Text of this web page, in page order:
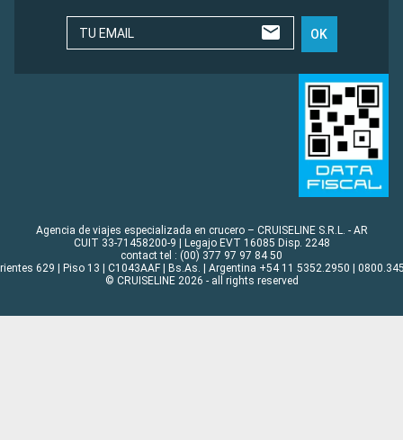
TU EMAIL OK
Agencia de viajes especializada en crucero – CRUISELINE S.R.L. - AR
CUIT 33-71458200-9 | Legajo EVT 16085 Disp. 2248
contact tel : (00) 377 97 97 84 50
629 | Piso 13 | C1043AAF | Bs.As. | Argentina +54 11 5352.2950 |
© CRUISELINE 2026 - all rights reserved